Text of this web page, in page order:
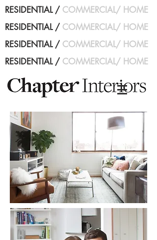
RESIDENTIAL / COMMERCIAL/ HOME
RESIDENTIAL / COMMERCIAL/ HOME
RESIDENTIAL / COMMERCIAL/ HOME
RESIDENTIAL / COMMERCIAL/ HOME